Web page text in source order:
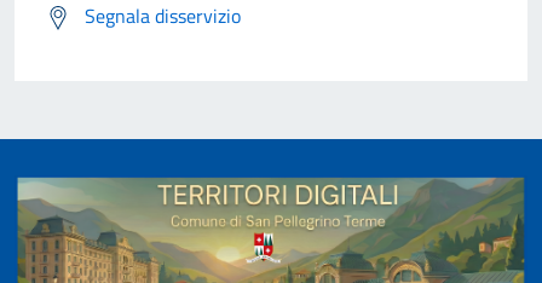
Segnala disservizio